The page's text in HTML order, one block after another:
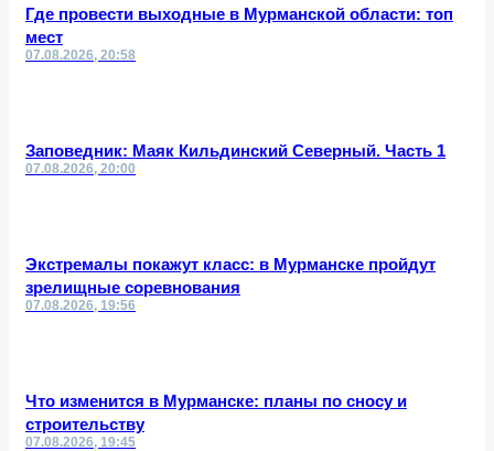
Где провести выходные в Мурманской области: топ
мест
07.08.2026, 20:58
Заповедник: Маяк Кильдинский Северный. Часть 1
07.08.2026, 20:00
Экстремалы покажут класс: в Мурманске пройдут
зрелищные соревнования
07.08.2026, 19:56
Что изменится в Мурманске: планы по сносу и
строительству
07.08.2026, 19:45